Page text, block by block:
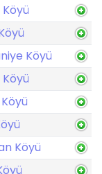
Köyü
Köyü